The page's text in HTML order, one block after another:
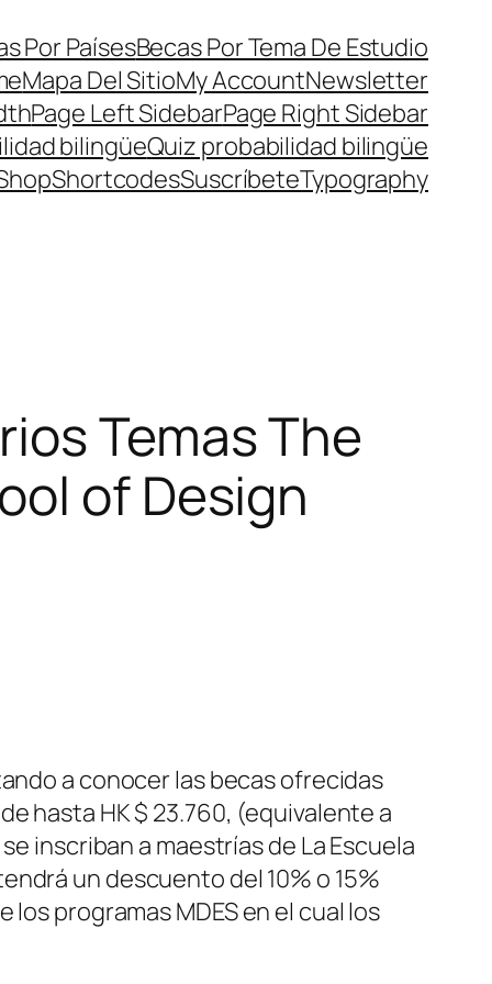
Por PaísesBecas Por Tema De Estudio
Mapa Del SitioMy AccountNewsletter
Page Left SidebarPage Right Sidebar
bilingüeQuiz probabilidad bilingüe
ShortcodesSuscríbeteTypography
Temas The
of Design
a conocer las becas ofrecidas
hasta HK $ 23.760, (equivalente a
inscriban a maestrías de La Escuela
un descuento del 10% o 15%
programas MDES en el cual los